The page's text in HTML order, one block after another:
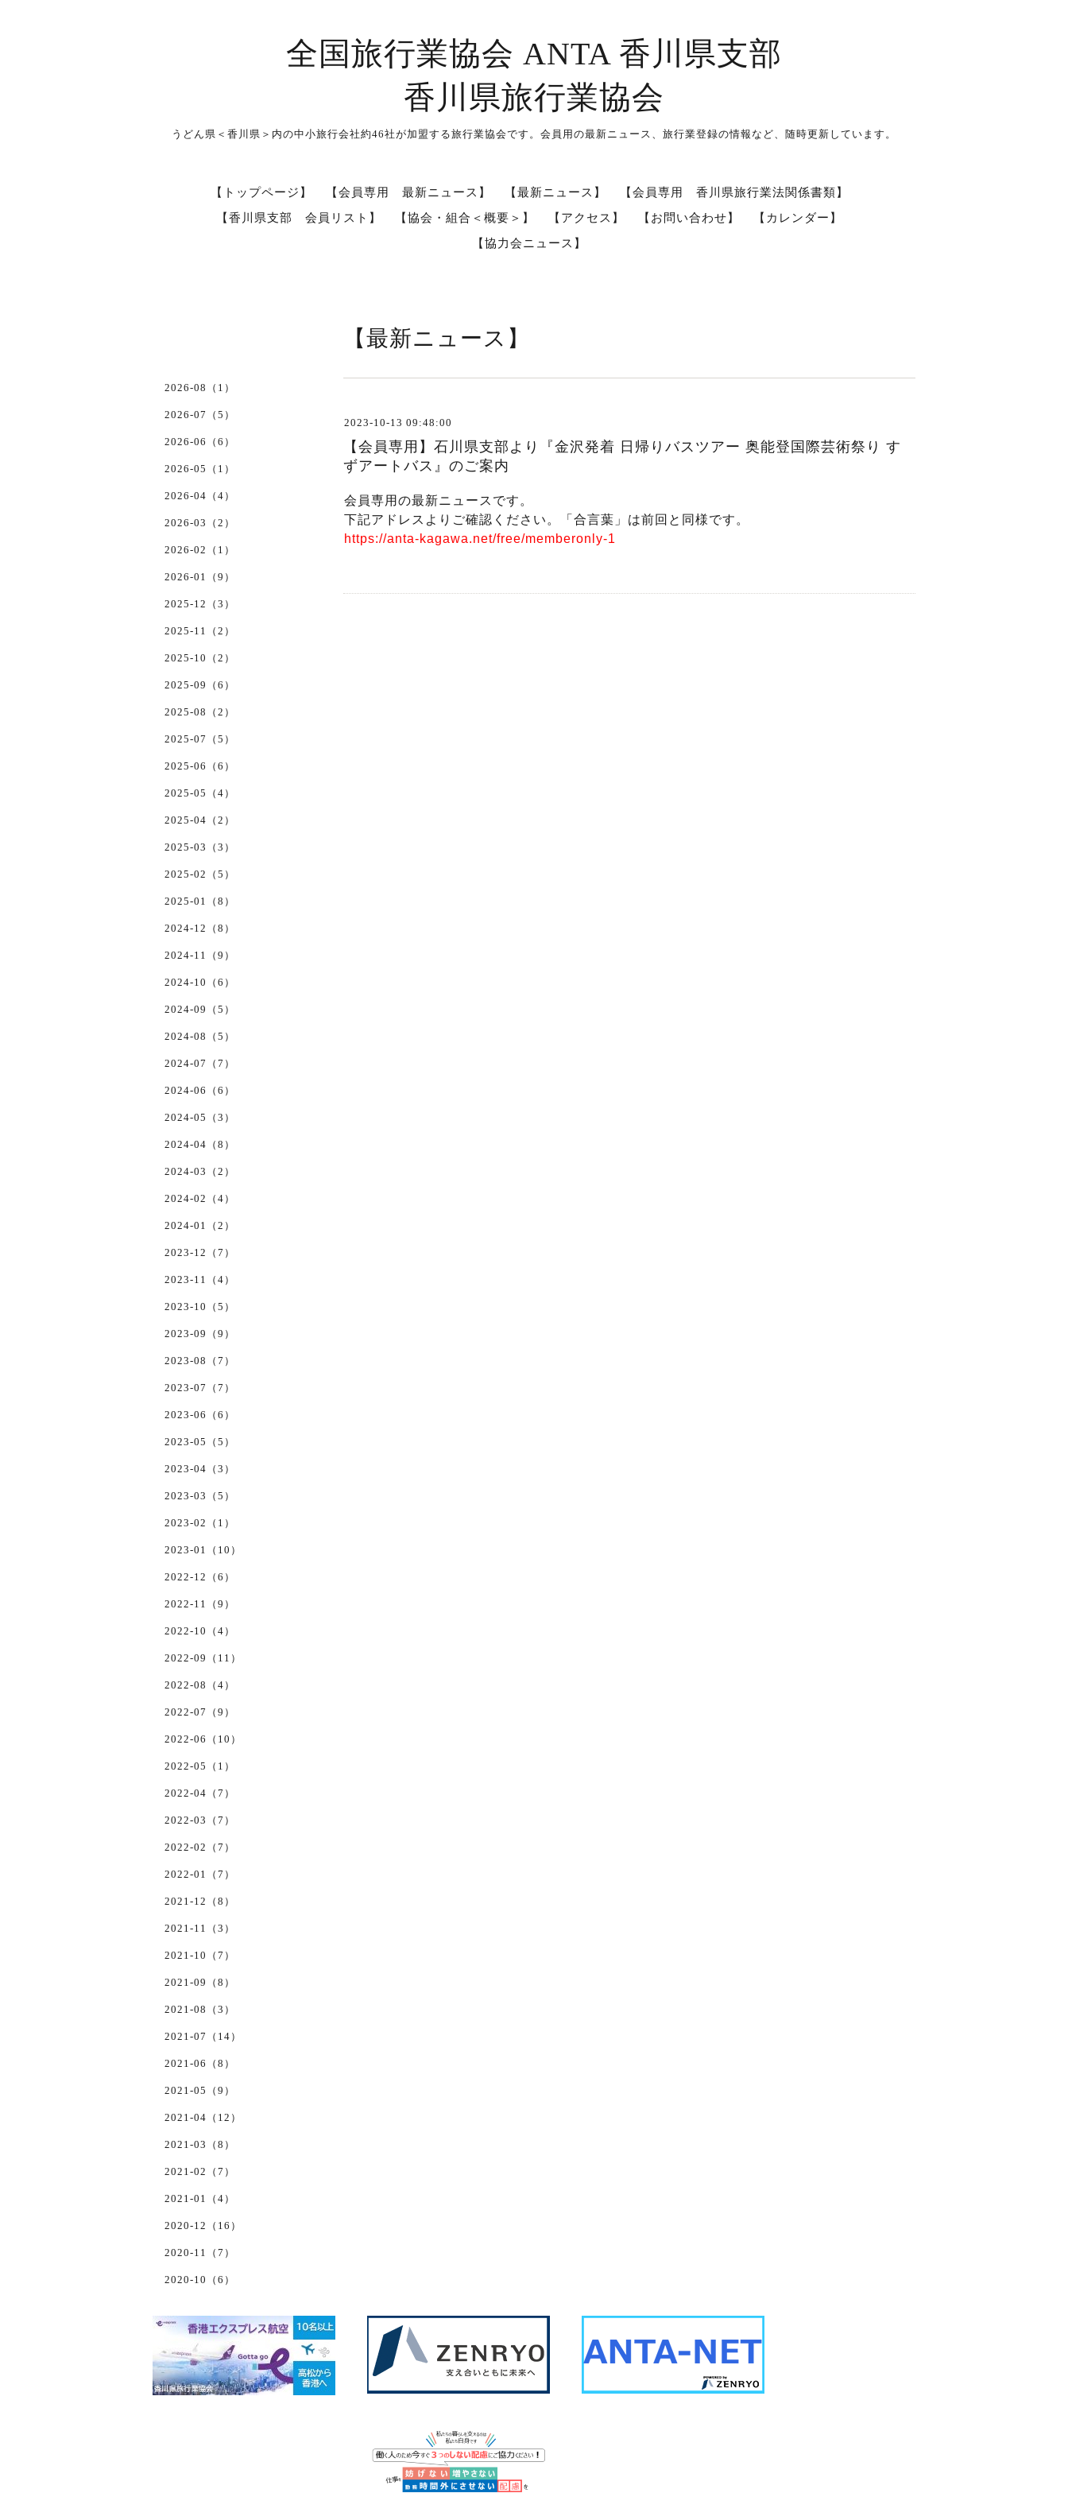
全国旅行業協会 ANTA 香川県支部
香川県旅行業協会
うどん県＜香川県＞内の中小旅行会社約46社が加盟する旅行業協会です。会員用の最新ニュース、旅行業登録の情報など、随時更新しています。
【トップページ】 【会員専用 最新ニュース】 【最新ニュース】
【会員専用 香川県旅行業法関係書類】
【香川県支部 会員リスト】
【協会・組合＜概要＞】 【アクセス】 【お問い合わせ】
【カレンダー】
【協力会ニュース】
【最新ニュース】
2023-10-13 09:48:00
【会員専用】石川県支部より『金沢発着 日帰りバスツアー 奥能登国際芸術祭り す
ずアートバス』のご案内
会員専用の最新ニュースです。
下記アドレスよりご確認ください。「合言葉」は前回と同様です。
https://anta-kagawa.net/free/memberonly-1
2026-08（1）
2026-07（5）
2026-06（6）
2026-05（1）
2026-04（4）
2026-03（2）
2026-02（1）
2026-01（9）
2025-12（3）
2025-11（2）
2025-10（2）
2025-09（6）
2025-08（2）
2025-07（5）
2025-06（6）
2025-05（4）
2025-04（2）
2025-03（3）
2025-02（5）
2025-01（8）
2024-12（8）
2024-11（9）
2024-10（6）
2024-09（5）
2024-08（5）
2024-07（7）
2024-06（6）
2024-05（3）
2024-04（8）
2024-03（2）
2024-02（4）
2024-01（2）
2023-12（7）
2023-11（4）
2023-10（5）
2023-09（9）
2023-08（7）
2023-07（7）
2023-06（6）
2023-05（5）
2023-04（3）
2023-03（5）
2023-02（1）
2023-01（10）
2022-12（6）
2022-11（9）
2022-10（4）
2022-09（11）
2022-08（4）
2022-07（9）
2022-06（10）
2022-05（1）
2022-04（7）
2022-03（7）
2022-02（7）
2022-01（7）
2021-12（8）
2021-11（3）
2021-10（7）
2021-09（8）
2021-08（3）
2021-07（14）
2021-06（8）
2021-05（9）
2021-04（12）
2021-03（8）
2021-02（7）
2021-01（4）
2020-12（16）
2020-11（7）
2020-10（6）